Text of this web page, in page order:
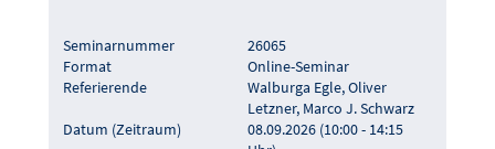
Seminarnummer
26065
Format
Online-Seminar
Referierende
Walburga Egle, Oliver
Letzner, Marco J. Schwarz
Datum (Zeitraum)
08.09.2026 (10:00 - 14:15